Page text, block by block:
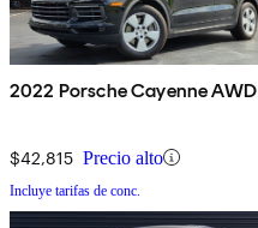
2022 Porsche Cayenne AWD
$42,815 Precio alto
Incluye tarifas de conc.